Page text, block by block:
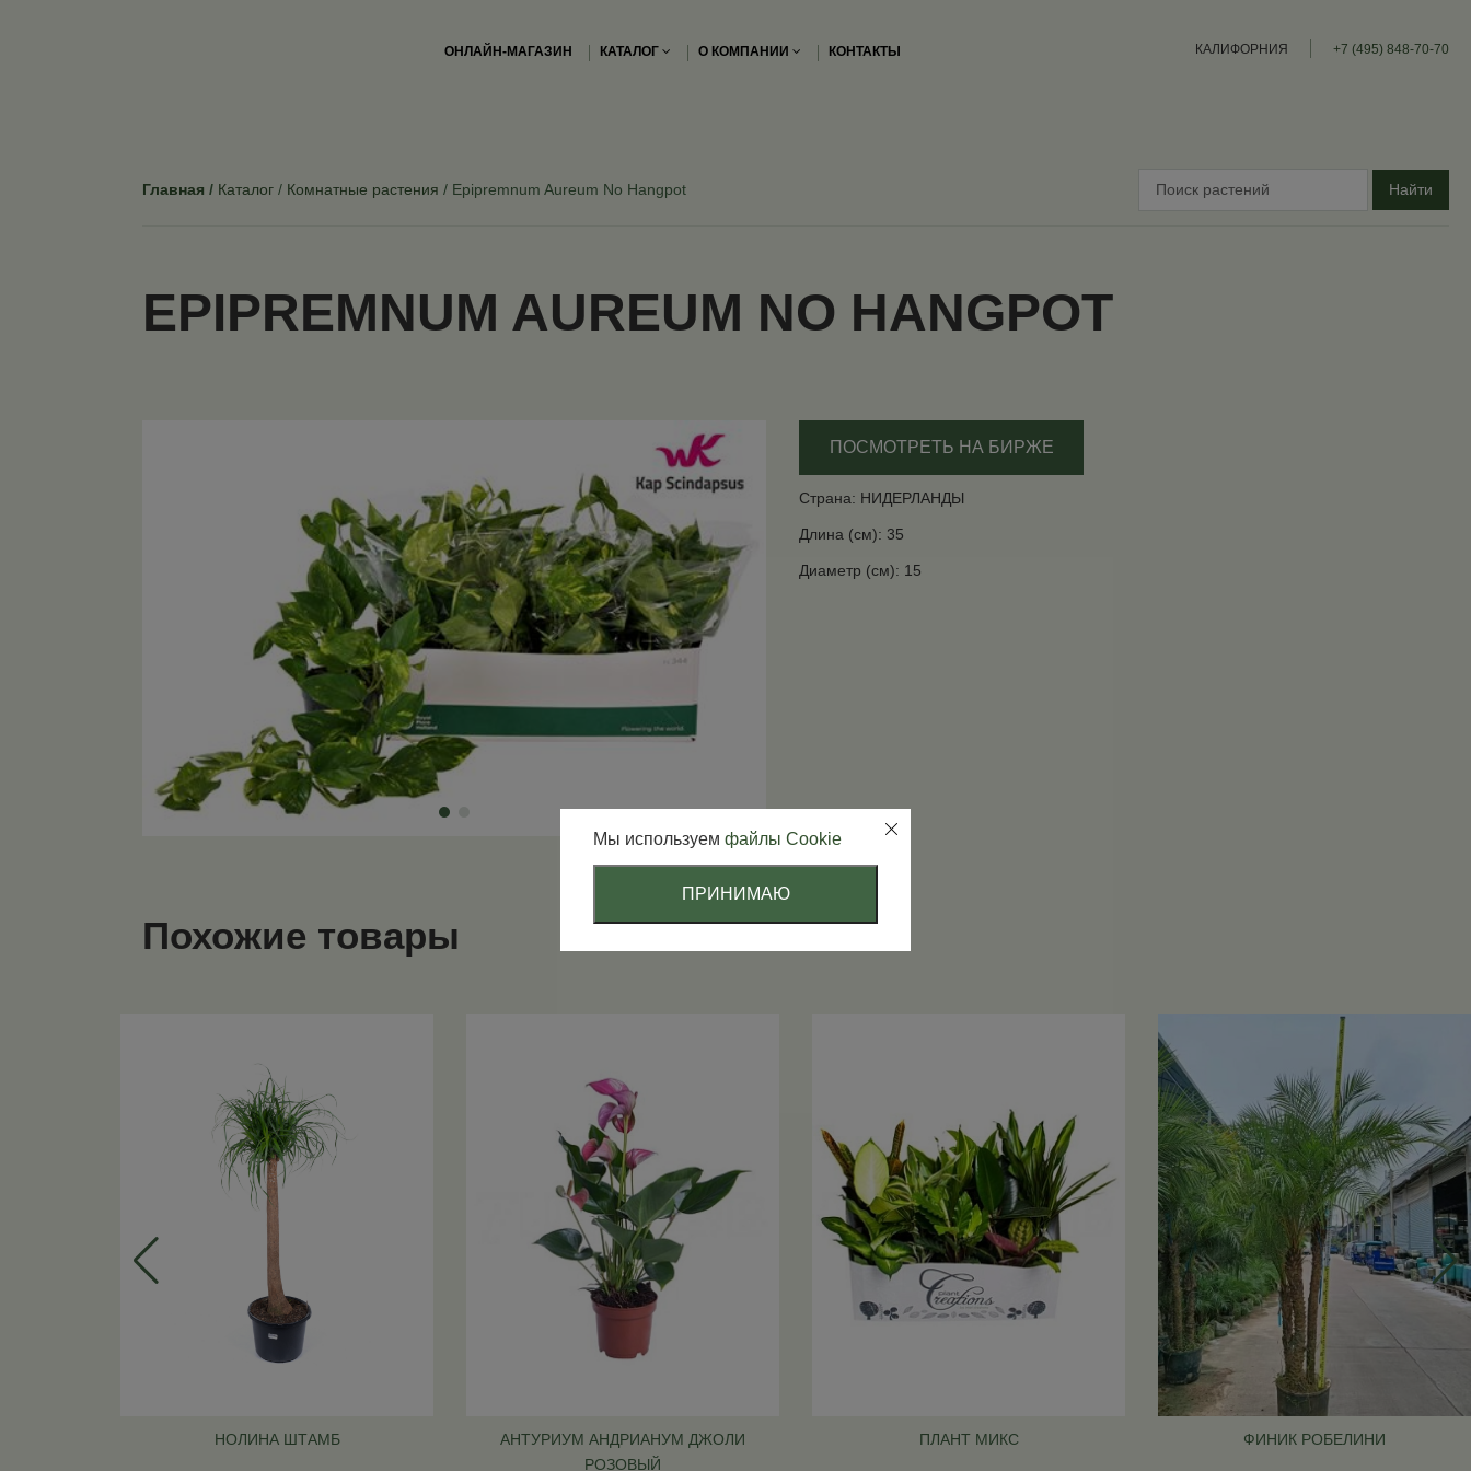
ОНЛАЙН-МАГАЗИН КАТАЛОГ О КОМПАНИИ КОНТАКТЫ КАЛИФОРНИЯ +7 (495) 848-70-70
Главная Каталог Комнатные растения Epipremnum Aureum No Hangpot Найти
EPIPREMNUM AUREUM NO HANGPOT
ПОСМОТРЕТЬ НА БИРЖЕ
Страна: НИДЕРЛАНДЫ
Длина (см): 35
Диаметр (см): 15
Похожие товары
НОЛИНА ШТАМБ
АНТУРИУМ АНДРИАНУМ ДЖОЛИ
РОЗОВЫЙ
ПЛАНТ МИКС ФИНИК РОБЕЛИНИ
Мы используем файлы Cookie
ПРИНИМАЮ